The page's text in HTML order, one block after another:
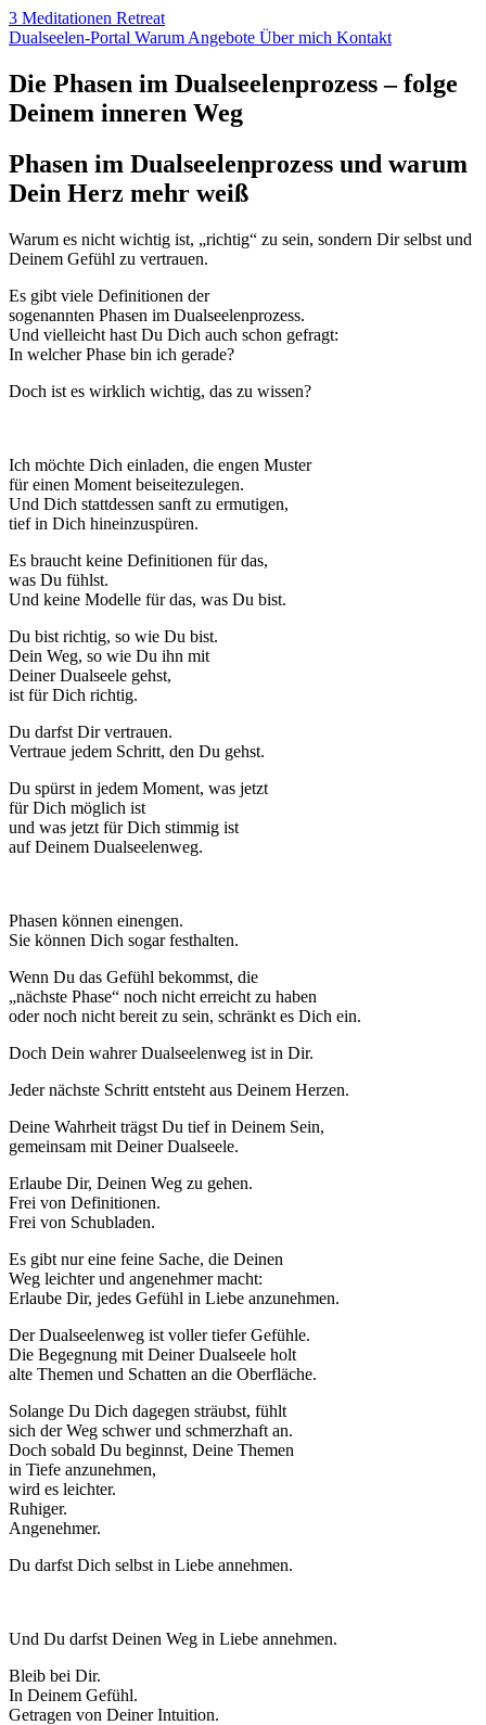
3 Meditationen Retreat
Dualseelen-Portal Warum Angebote Übermich Kontakt
Die Phasen im Dualseelenprozess – folge
Deinem inneren Weg
Phasen im Dualseelenprozess und warum
Dein Herz mehr weiß
Warum es nicht wichtig ist, „richtig“ zu sein, sondern Dir selbst und
Deinem Gefühl zu vertrauen.
Es gibt viele Definitionen der
sogenannten Phasen im Dualseelenprozess.
Und vielleicht hast Du Dich auch schon gefragt:
In welcher Phase bin ich gerade?
Doch ist es wirklich wichtig, das zu wissen?
Ich möchte Dich einladen, die engen Muster
für einen Moment beiseitezulegen.
Und Dich stattdessen sanft zu ermutigen,
tief in Dich hineinzuspüren.
Es braucht keine Definitionen für das,
was Du fühlst.
Und keine Modelle für das, was Du bist.
Du bist richtig, so wie Du bist.
Dein Weg, so wie Du ihn mit
Deiner Dualseele gehst,
ist für Dich richtig.
Du darfst Dir vertrauen.
Vertraue jedem Schritt, den Du gehst.
Du spürst in jedem Moment, was jetzt
für Dich möglich ist
und was jetzt für Dich stimmig ist
auf Deinem Dualseelenweg.
Phasen können einengen.
Sie können Dich sogar festhalten.
Wenn Du das Gefühl bekommst, die
„nächste Phase“ noch nicht erreicht zu haben
oder noch nicht bereit zu sein, schränkt es Dich ein.
Doch Dein wahrer Dualseelenweg ist in Dir.
Jeder nächste Schritt entsteht aus Deinem Herzen.
Deine Wahrheit trägst Du tief in Deinem Sein,
gemeinsam mit Deiner Dualseele.
Erlaube Dir, Deinen Weg zu gehen.
Frei von Definitionen.
Frei von Schubladen.
Es gibt nur eine feine Sache, die Deinen
Weg leichter und angenehmer macht:
Erlaube Dir, jedes Gefühl in Liebe anzunehmen.
Der Dualseelenweg ist voller tiefer Gefühle.
Die Begegnung mit Deiner Dualseele holt
alte Themen und Schatten an die Oberfläche.
Solange Du Dich dagegen sträubst, fühlt
sich der Weg schwer und schmerzhaft an.
Doch sobald Du beginnst, Deine Themen
in Tiefe anzunehmen,
wird es leichter.
Ruhiger.
Angenehmer.
Du darfst Dich selbst in Liebe annehmen.
Und Du darfst Deinen Weg in Liebe annehmen.
Bleib bei Dir.
In Deinem Gefühl.
Getragen von Deiner Intuition.